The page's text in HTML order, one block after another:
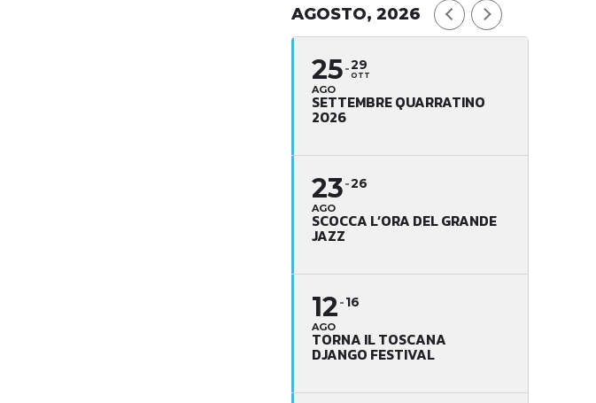
AGOSTO, 2026
25
AGO
29
OTT
SETTEMBRE QUARRATINO
2026
23
AGO
26
SCOCCA L’ORA DEL GRANDE
JAZZ
12
AGO
16
TORNA IL TOSCANA
DJANGO FESTIVAL